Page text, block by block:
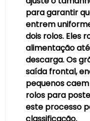
para garantir
entrem
dois rolos. Eles
alimentação
descarga. Os
saída frontal,
pequenos
rolos para
este processo